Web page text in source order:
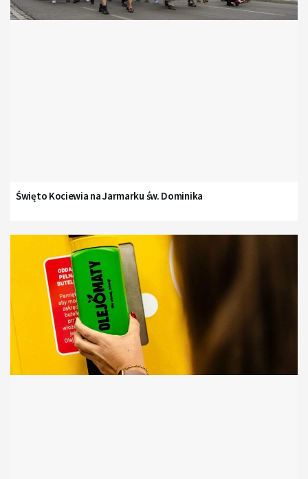
Święto Kociewia na Jarmarku św. Dominika